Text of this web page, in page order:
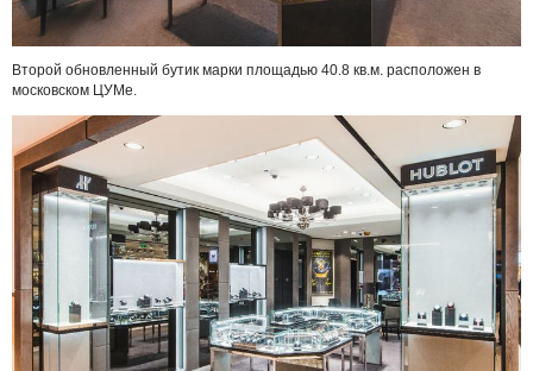
Второй обновленный бутик марки площадью 40.8 кв.м. расположен в
московском ЦУМе.